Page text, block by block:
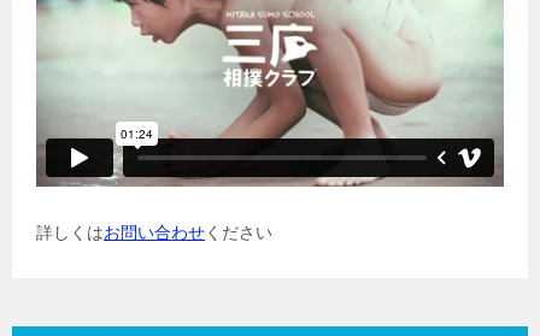
詳しくはお問い合わせください